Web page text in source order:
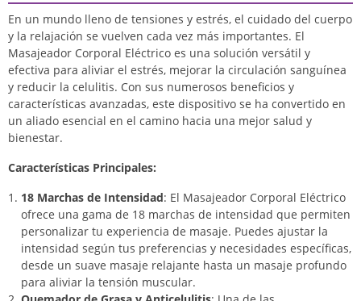
En un mundo lleno de tensiones y estrés, el cuidado del cuerpo
y la relajación se vuelven cada vez más importantes. El
Masajeador Corporal Eléctrico es una solución versátil y
efectiva para aliviar el estrés, mejorar la circulación sanguínea
y reducir la celulitis. Con sus numerosos beneficios y
características avanzadas, este dispositivo se ha convertido en
un aliado esencial en el camino hacia una mejor salud y
bienestar.
Características Principales:
18 Marchas de Intensidad: El Masajeador Corporal Eléctrico
ofrece una gama de 18 marchas de intensidad que permiten
personalizar tu experiencia de masaje. Puedes ajustar la
intensidad según tus preferencias y necesidades específicas,
desde un suave masaje relajante hasta un masaje profundo
para aliviar la tensión muscular.